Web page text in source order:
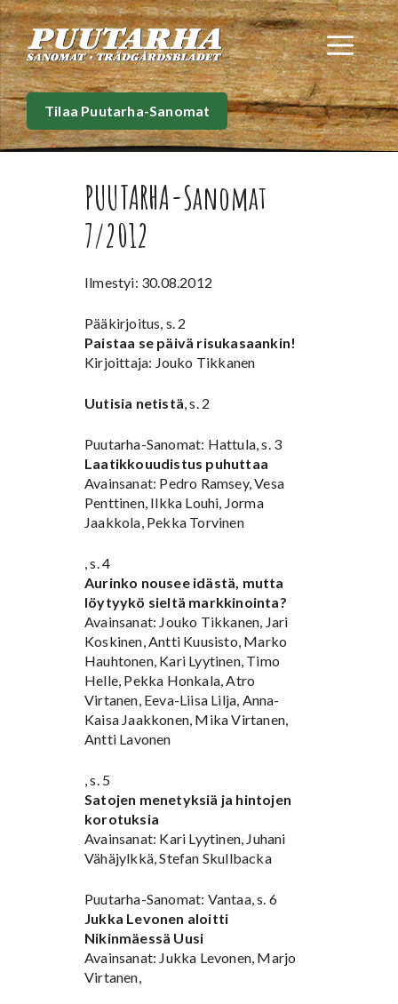
Siirry
sisältöön
Tilaa Puutarha-Sanomat
PUUTARHA-Sanomat
7/2012
Ilmestyi: 30.08.2012
Pääkirjoitus, s. 2
Paistaa se päivä risukasaankin!
Kirjoittaja: Jouko Tikkanen
Uutisia netistä, s. 2
Puutarha-Sanomat: Hattula, s. 3
Laatikkouudistus puhuttaa
Avainsanat: Pedro Ramsey, Vesa
Penttinen, Ilkka Louhi, Jorma
Jaakkola, Pekka Torvinen
, s. 4
Aurinko nousee idästä, mutta
löytyykö sieltä markkinointa?
Avainsanat: Jouko Tikkanen, Jari
Koskinen, Antti Kuusisto, Marko
Hauhtonen, Kari Lyytinen, Timo
Helle, Pekka Honkala, Atro
Virtanen, Eeva-Liisa Lilja, Anna-
Kaisa Jaakkonen, Mika Virtanen,
Antti Lavonen
, s. 5
Satojen menetyksiä ja hintojen
korotuksia
Avainsanat: Kari Lyytinen, Juhani
Vähäjylkkä, Stefan Skullbacka
Puutarha-Sanomat: Vantaa, s. 6
Jukka Levonen aloitti
Nikinmäessä Uusi
Avainsanat: Jukka Levonen, Marjo
Virtanen,